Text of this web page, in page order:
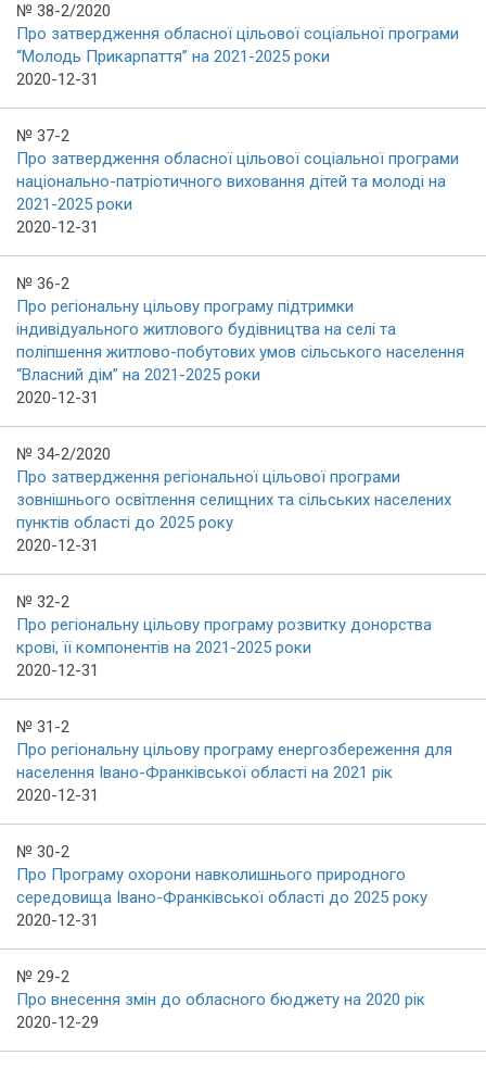
№ 38-2/2020
Про затвердження обласної цільової соціальної програми
“Молодь Прикарпаття” на 2021-2025 роки
2020-12-31
№ 37-2
Про затвердження обласної цільової соціальної програми
національно-патріотичного виховання дітей та молоді на
2021-2025 роки
2020-12-31
№ 36-2
Про регіональну цільову програму підтримки
індивідуального житлового будівництва на селі та
поліпшення житлово-побутових умов сільського населення
“Власний дім” на 2021-2025 роки
2020-12-31
№ 34-2/2020
Про затвердження регіональної цільової програми
зовнішнього освітлення селищних та сільських населених
пунктів області до 2025 року
2020-12-31
№ 32-2
Про регіональну цільову програму розвитку донорства
крові, її компонентів на 2021-2025 роки
2020-12-31
№ 31-2
Про регіональну цільову програму енергозбереження для
населення Івано-Франківської області на 2021 рік
2020-12-31
№ 30-2
Про Програму охорони навколишнього природного
середовища Івано-Франківської області до 2025 року
2020-12-31
№ 29-2
Про внесення змін до обласного бюджету на 2020 рік
2020-12-29